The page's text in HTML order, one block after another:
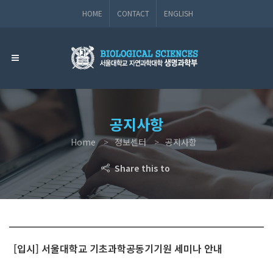
HOME CONTACT ENGLISH
공지사항
Home 정보센터 공지사항
Share this to
[입시] 서울대학교 기초과학공동기기원 세미나 안내